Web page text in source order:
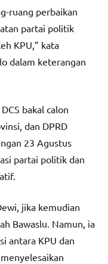
ruang perbaikan
partai politik
KPU,” kata
dalam keterangan
bakal calon
dan DPRD
23 Agustus
partai politik dan
jika kemudian
Bawaslu. Namun, ia
antara KPU dan